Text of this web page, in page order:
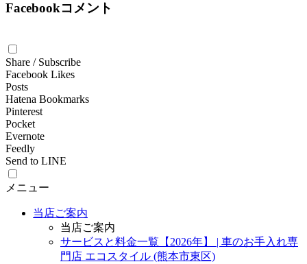
Facebookコメント
Share / Subscribe
Facebook Likes
Posts
Hatena Bookmarks
Pinterest
Pocket
Evernote
Feedly
Send to LINE
メニュー
当店ご案内
当店ご案内
サービスと料金一覧【2026年】 | 車のお手入れ専
門店 エコスタイル (熊本市東区)